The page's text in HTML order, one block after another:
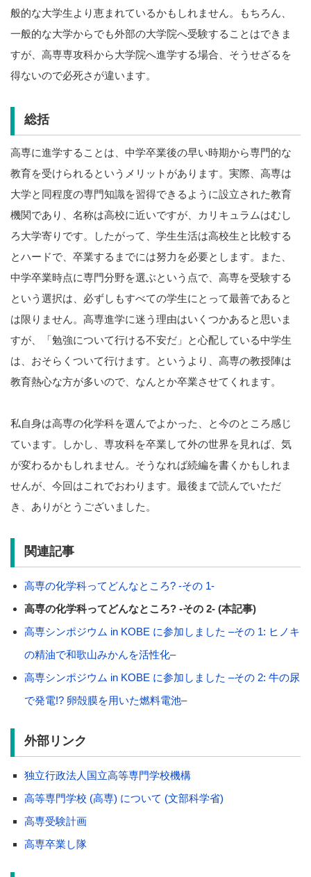
般的な大学生より恵まれているかもしれません。もちろん、
一般的な大学からでも外部の大学院へ受験することはできま
すが、高専専攻科から大学院へ進学する場合、そうせざるを
得ないので必死さが違います。
総括
高専に進学することは、中学卒業後の早い時期から専門的な
教育を受けられるというメリットがあります。実際、高専は
大学と同程度の専門知識を習得できるように設立された教育
機関であり、名称は高校に近いですが、カリキュラムはむし
ろ大学寄りです。したがって、学生生活は高校生と比較する
とハードで、卒業するまでには努力を必要とします。また、
中学卒業時点に専門分野を選ぶという点で、高専を受験する
という選択は、必ずしもすべての学生にとって最善であると
は限りません。高専進学に迷う理由はいくつかあると思いま
すが、「勉強について行ける不安だ」と心配している中学生
は、おそらくついて行けます。というより、高専の教授陣は
教育熱心な方が多いので、なんとか卒業させてくれます。
私自身は高専の化学科を選んでよかった、と今のところ感じ
ています。しかし、専攻科を卒業して外の世界を見れば、気
が変わるかもしれません。そうなれば続編を書くかもしれま
せんが、今回はこれでおわります。最後まで読んでいただ
き、ありがとうございました。
関連記事
高専の化学科ってどんなところ? -その 1-
高専の化学科ってどんなところ? -その 2- (本記事)
高専シンポジウム in KOBE に参加しました –その 1: ヒノキ
の精油で和歌山みかんを活性化–
高専シンポジウム in KOBE に参加しました –その 2: 牛の尿
で発電!? 卵殻膜を用いた燃料電池–
外部リンク
独立行政法人国立高等専門学校機構
高等専門学校 (高専) について (文部科学省)
高専受験計画
高専卒業し隊